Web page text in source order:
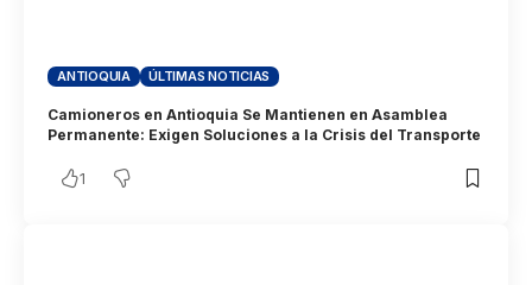
ANTIOQUIA ÚLTIMAS NOTICIAS
Camioneros en Antioquia Se Mantienen en Asamblea
Permanente: Exigen Soluciones a la Crisis del Transporte
1